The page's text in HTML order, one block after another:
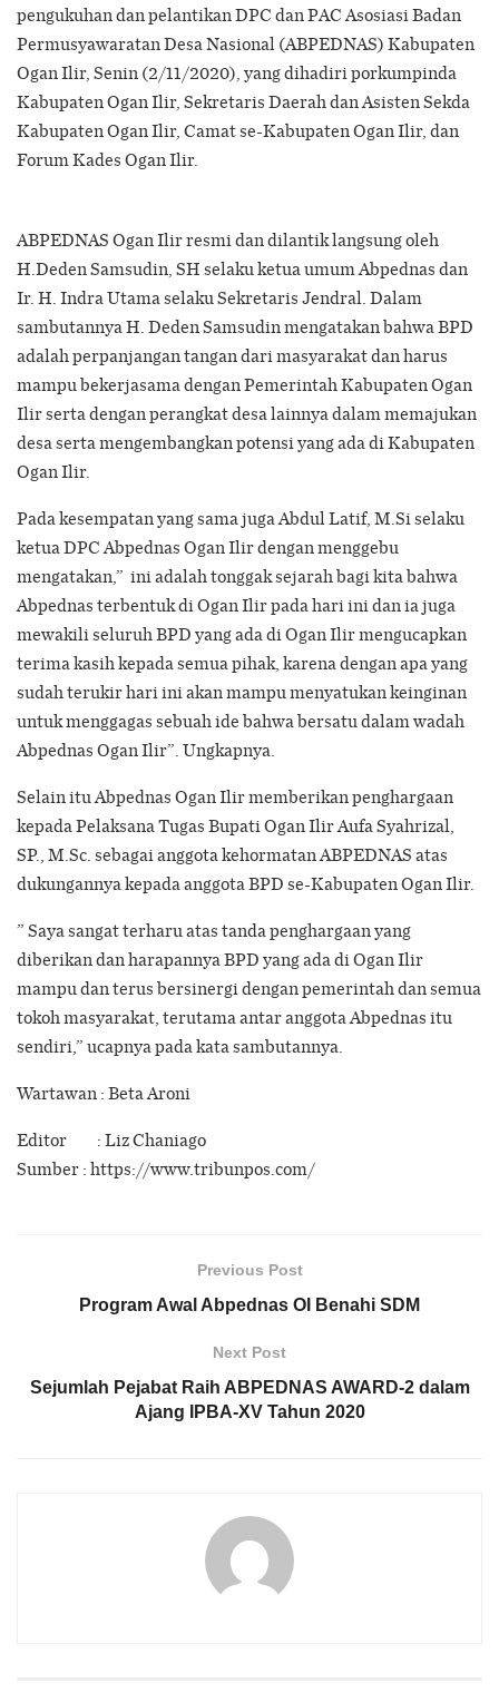
pengukuhan dan pelantikan DPC dan PAC Asosiasi Badan
Permusyawaratan Desa Nasional (ABPEDNAS) Kabupaten
Ogan Ilir, Senin (2/11/2020), yang dihadiri porkumpinda
Kabupaten Ogan Ilir, Sekretaris Daerah dan Asisten Sekda
Kabupaten Ogan Ilir, Camat se-Kabupaten Ogan Ilir, dan
Forum Kades Ogan Ilir.
ABPEDNAS Ogan Ilir resmi dan dilantik langsung oleh
H.Deden Samsudin, SH selaku ketua umum Abpednas dan
Ir. H. Indra Utama selaku Sekretaris Jendral. Dalam
sambutannya H. Deden Samsudin mengatakan bahwa BPD
adalah perpanjangan tangan dari masyarakat dan harus
mampu bekerjasama dengan Pemerintah Kabupaten Ogan
Ilir serta dengan perangkat desa lainnya dalam memajukan
desa serta mengembangkan potensi yang ada di Kabupaten
Ogan Ilir.
Pada kesempatan yang sama juga Abdul Latif, M.Si selaku
ketua DPC Abpednas Ogan Ilir dengan menggebu
mengatakan,” ini adalah tonggak sejarah bagi kita bahwa
Abpednas terbentuk di Ogan Ilir pada hari ini dan ia juga
mewakili seluruh BPD yang ada di Ogan Ilir mengucapkan
terima kasih kepada semua pihak, karena dengan apa yang
sudah terukir hari ini akan mampu menyatukan keinginan
untuk menggagas sebuah ide bahwa bersatu dalam wadah
Abpednas Ogan Ilir”. Ungkapnya.
Selain itu Abpednas Ogan Ilir memberikan penghargaan
kepada Pelaksana Tugas Bupati Ogan Ilir Aufa Syahrizal,
SP., M.Sc. sebagai anggota kehormatan ABPEDNAS atas
dukungannya kepada anggota BPD se-Kabupaten Ogan Ilir.
” Saya sangat terharu atas tanda penghargaan yang
diberikan dan harapannya BPD yang ada di Ogan Ilir
mampu dan terus bersinergi dengan pemerintah dan semua
tokoh masyarakat, terutama antar anggota Abpednas itu
sendiri,” ucapnya pada kata sambutannya.
Wartawan : Beta Aroni
Editor : Liz Chaniago
Sumber : https://www.tribunpos.com/
Previous Post
Program Awal Abpednas OI Benahi SDM
Next Post
Sejumlah Pejabat Raih ABPEDNAS AWARD-2 dalam
Ajang IPBA-XV Tahun 2020